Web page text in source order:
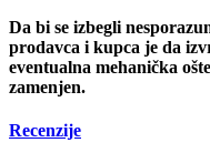
Da bi se izbegli
prodavca i kupca je da
eventualna mehanička
zamenjen.
Recenzije